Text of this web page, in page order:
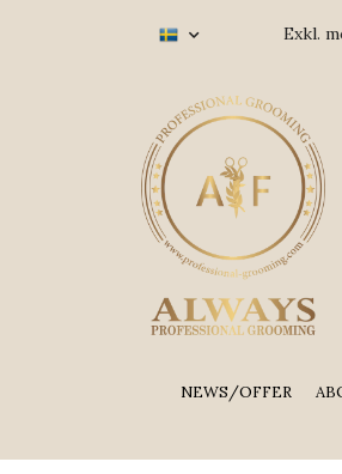
Exkl.
NEWS/OFFER